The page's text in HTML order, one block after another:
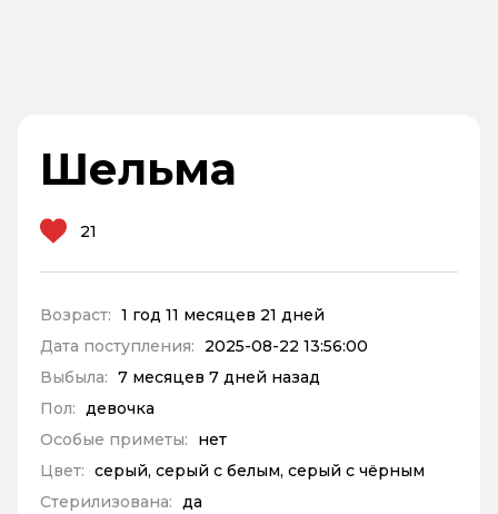
Шельма
21
Возраст: 1 год 11 месяцев 21 дней
Дата поступления:
2025-08-22 13:56:00
Выбыла: 7 месяцев 7 дней назад
Пол: девочка
Особые приметы:
нет
Цвет: серый, серый с белым, серый с чёрным
Стерилизована: да